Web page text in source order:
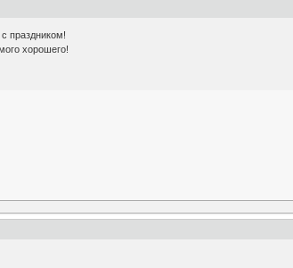
праздником!
хорошего!